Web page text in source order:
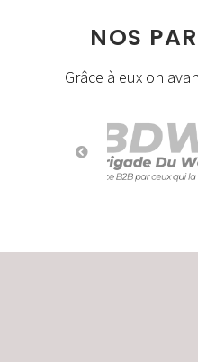
NOS
Grâce à eux on